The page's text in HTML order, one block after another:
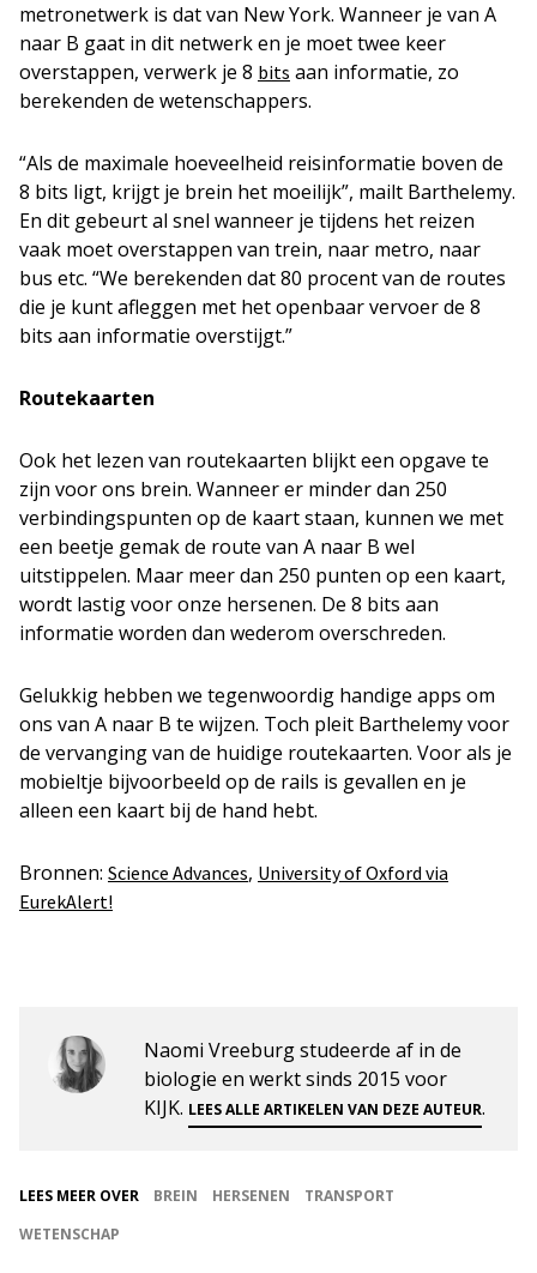
metronetwerk is dat van New York. Wanneer je van A
naar B gaat in dit netwerk en je moet twee keer
overstappen, verwerk je 8 bits aan informatie, zo
berekenden de wetenschappers.
“Als de maximale hoeveelheid reisinformatie boven de
8 bits ligt, krijgt je brein het moeilijk”, mailt Barthelemy.
En dit gebeurt al snel wanneer je tijdens het reizen
vaak moet overstappen van trein, naar metro, naar
bus etc. “We berekenden dat 80 procent van de routes
die je kunt afleggen met het openbaar vervoer de 8
bits aan informatie overstijgt.”
Routekaarten
Ook het lezen van routekaarten blijkt een opgave te
zijn voor ons brein. Wanneer er minder dan 250
verbindingspunten op de kaart staan, kunnen we met
een beetje gemak de route van A naar B wel
uitstippelen. Maar meer dan 250 punten op een kaart,
wordt lastig voor onze hersenen. De 8 bits aan
informatie worden dan wederom overschreden.
Gelukkig hebben we tegenwoordig handige apps om
ons van A naar B te wijzen. Toch pleit Barthelemy voor
de vervanging van de huidige routekaarten. Voor als je
mobieltje bijvoorbeeld op de rails is gevallen en je
alleen een kaart bij de hand hebt.
Bronnen: Science Advances, University of Oxford via
EurekAlert!
Naomi Vreeburg studeerde af in de
biologie en werkt sinds 2015 voor
KIJK. LEES ALLE ARTIKELEN VAN DEZE AUTEUR.
LEES MEER OVER BREIN HERSENEN
TRANSPORT
WETENSCHAP